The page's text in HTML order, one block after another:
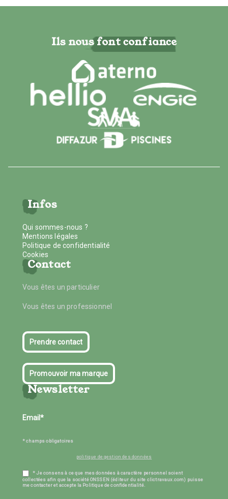
Ils nous font confiance
Infos
Qui sommes-nous ?
Mentions légales
Politique de confidentialité
Cookies
Contact
Vous êtes un particulier
Vous êtes un professionnel
Prendre contact
Promouvoir ma marque
Newsletter
* champs obligatoires
politique de gestion des données
* Je consens à ce que mes données à caractère personnel soient
collectées afin que la société ONSSEN (éditeur du site clictravaux.com) puisse
me contacter et accepte la Politique de confidentialité.